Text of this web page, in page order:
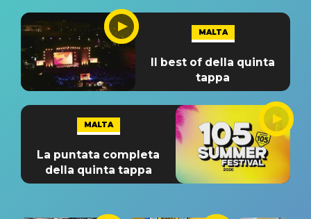
MALTA
Il best of della quinta
tappa
MALTA
La puntata completa
della quinta tappa